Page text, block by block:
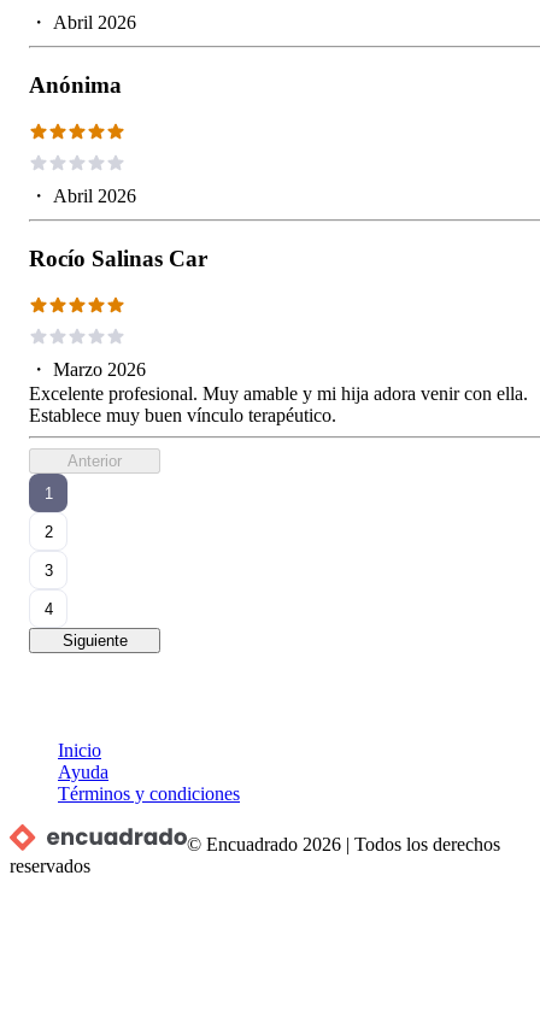
・ Abril 2026
Anónima
・ Abril 2026
Rocío Salinas Car
・ Marzo 2026
Excelente profesional. Muy amable y mi hija adora venir con ella.
Establece muy buen vínculo terapéutico.
Anterior
1
2
3
4
Siguiente
Inicio
Ayuda
Términos y condiciones
© Encuadrado 2026 |Todos los derechos
reservados